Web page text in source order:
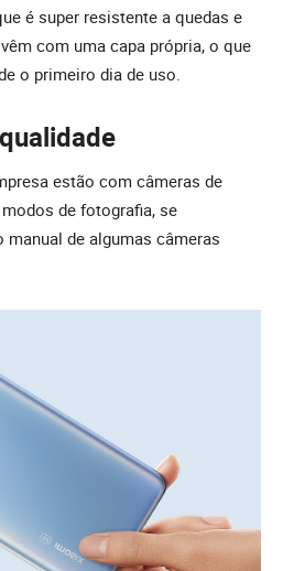
é super resistente a quedas e
com uma capa própria, o que
o primeiro dia de uso.
estão com câmeras de
de fotografia, se
de algumas câmeras